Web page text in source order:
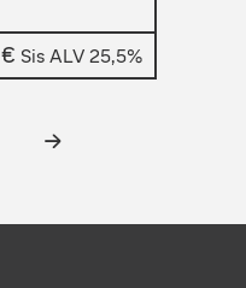
€ Sis ALV 25,5%
→